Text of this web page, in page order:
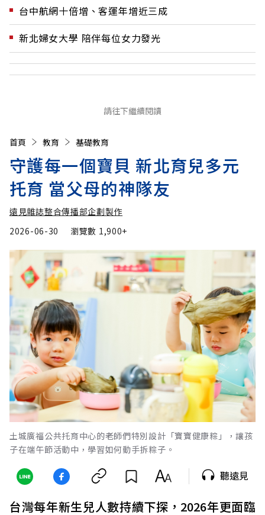
台中航網十倍增、客運年增近三成
新北婦女大學 陪伴每位女力發光
請往下繼續閱讀
首頁 教育 基礎教育
守護每一個寶貝 新北育兒多元
托育 當父母的神隊友
遠見雜誌整合傳播部企劃製作
2026-06-30
瀏覽數 1,900+
土城廣福公共托育中心的老師們特別設計「寶寶健康粽」，讓孩
子在端午節活動中，學習如何動手拆粽子。
聽遠見
台灣每年新生兒人數持續下探，2026年更面臨